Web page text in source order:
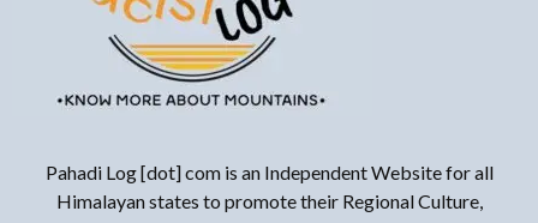
Pahadi Log [dot] com is an Independent Website for all
Himalayan states to promote their Regional Culture,